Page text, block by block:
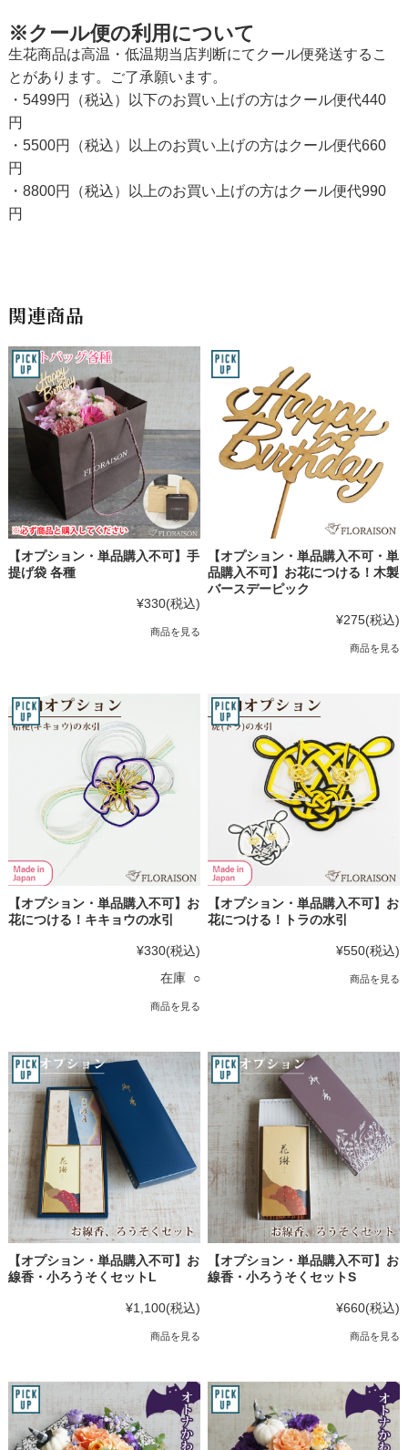
※クール便の利用について
生花商品は高温・低温期当店判断にてクール便発送するこ
とがあります。ご了承願います。
・5499円（税込）以下のお買い上げの方はクール便代440
円
・5500円（税込）以上のお買い上げの方はクール便代660
円
・8800円（税込）以上のお買い上げの方はクール便代990
円
関連商品
【オプション・単品購入不可】手
提げ袋 各種
¥330(税込)
商品を見る
【オプション・単品購入不可・単
品購入不可】お花につける！木製
バースデーピック
¥275(税込)
商品を見る
【オプション・単品購入不可】お
花につける！キキョウの水引
¥330(税込)
在庫 ○
商品を見る
【オプション・単品購入不可】お
花につける！トラの水引
¥550(税込)
商品を見る
【オプション・単品購入不可】お
線香・小ろうそくセットL
¥1,100(税込)
商品を見る
【オプション・単品購入不可】お
線香・小ろうそくセットS
¥660(税込)
商品を見る